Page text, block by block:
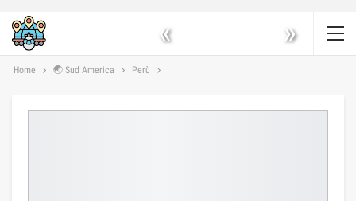
« »
Home 🌏 Sud America Perù